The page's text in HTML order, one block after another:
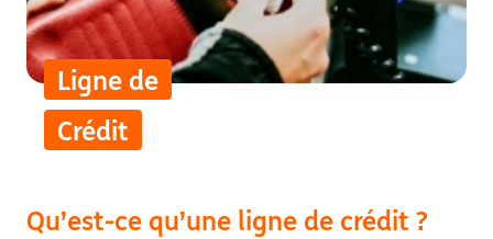
Ligne de
Crédit
Qu’est-ce qu’une ligne de crédit ?